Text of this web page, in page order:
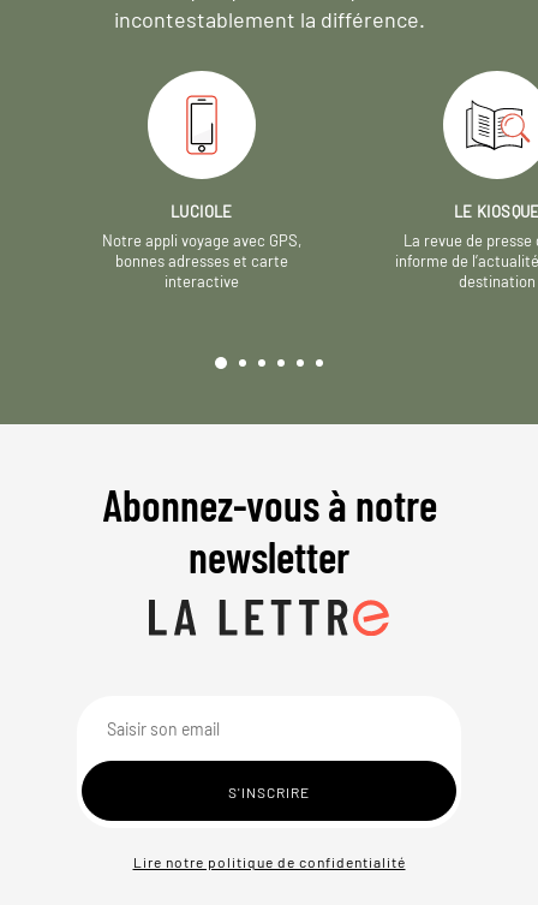
incontestablement la différence.
LUCIOLE
Notre appli voyage avec GPS,
bonnes adresses et carte
interactive
LE
La revue de presse
informe de
destination
Abonnez-vous à notre
newsletter
Lire notre politique de confidentialité